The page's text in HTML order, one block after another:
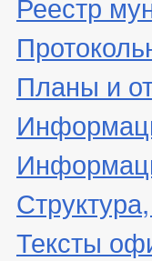
Планы и
Тексты